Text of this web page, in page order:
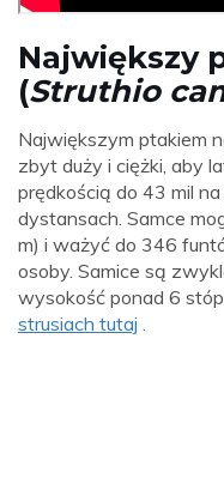
Największy
(Struthio
Największym ptakiem
zbyt duży i ciężki, aby
prędkością do 43 mil
dystansach. Samce
m) i ważyć do 346
osoby. Samice są
wysokość ponad 6
strusiach tutaj .